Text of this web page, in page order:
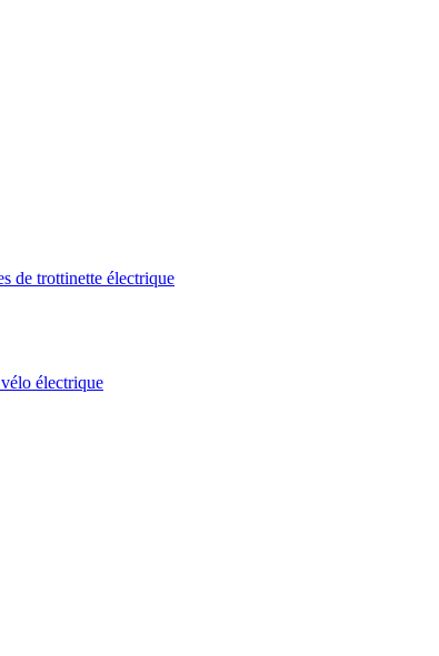
de trottinette électrique
électrique